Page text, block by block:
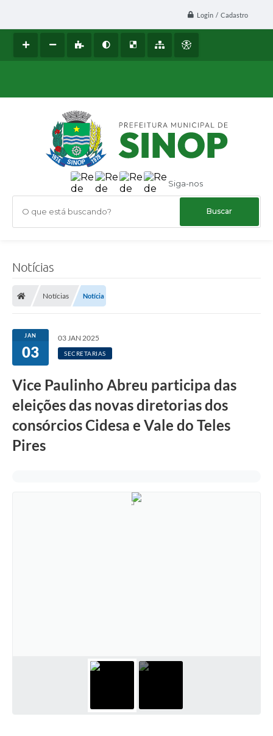
Login / Cadastro
Siga-nos
O que está buscando?
Notícias
Notícias Notícia
JAN
03
03 JAN 2025
SECRETARIAS
Vice Paulinho Abreu participa das
eleições das novas diretorias dos
consórcios Cidesa e Vale do Teles
Pires